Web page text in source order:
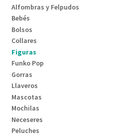
Alfombras y Felpudos
Bebés
Bolsos
Collares
Figuras
Funko Pop
Gorras
Llaveros
Mascotas
Mochilas
Neceseres
Peluches